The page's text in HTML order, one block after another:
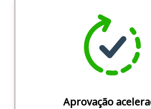
Aprovação